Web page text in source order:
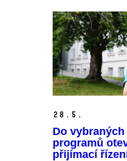
28. 5.
Do
programů
přijímací